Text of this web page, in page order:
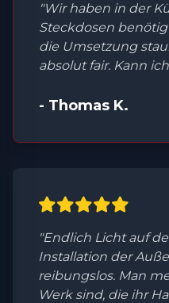
"Wir haben in der
Steckdosen
die Umsetzung
absolut fair. Kann
- Thomas K.
"Endlich Licht auf
Installation der
reibungslos. Man
Werk sind, die ihr